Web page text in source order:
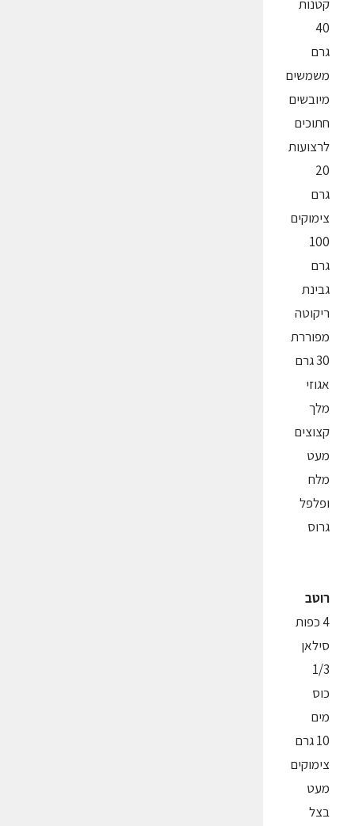
קטנות
40
גרם
משמשים
מיובשים
חתוכים
לרצועות
20
גרם
צימוקים
100
גרם
גבינת
ריקוטה
מפוררת
30 גרם
אגוזי
מלך
קצוצים
מעט
מלח
ופלפל
גרוס
רוטב
4 כפות
סילאן
1/3
כוס
מים
10 גרם
צימוקים
מעט
בצל